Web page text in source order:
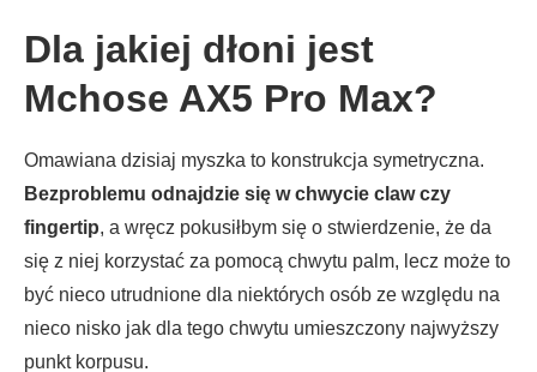
Dla jakiej dłoni jest
Mchose AX5 Pro Max?
Omawiana dzisiaj myszka to konstrukcja symetryczna.
Bezproblemu odnajdzie się w chwycie claw czy
fingertip, a wręcz pokusiłbym się o stwierdzenie, że da
się z niej korzystać za pomocą chwytu palm, lecz może to
być nieco utrudnione dla niektórych osób ze względu na
nieco nisko jak dla tego chwytu umieszczony najwyższy
punkt korpusu.